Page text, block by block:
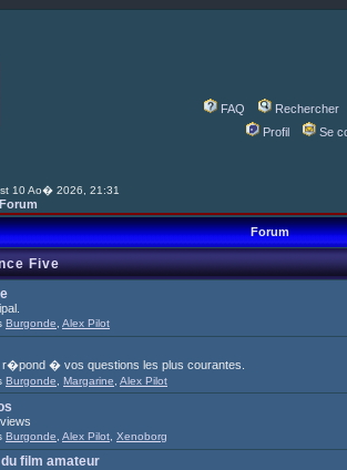
FAQ
Rechercher
Profil
Se
10 Ao� 2026, 21:31
Forum
Five
Burgonde Alex Pilot
r�pond � vos questions les plus courantes.
Burgonde Margarine Alex Pilot
Burgonde Alex Pilot Xenoborg
film amateur